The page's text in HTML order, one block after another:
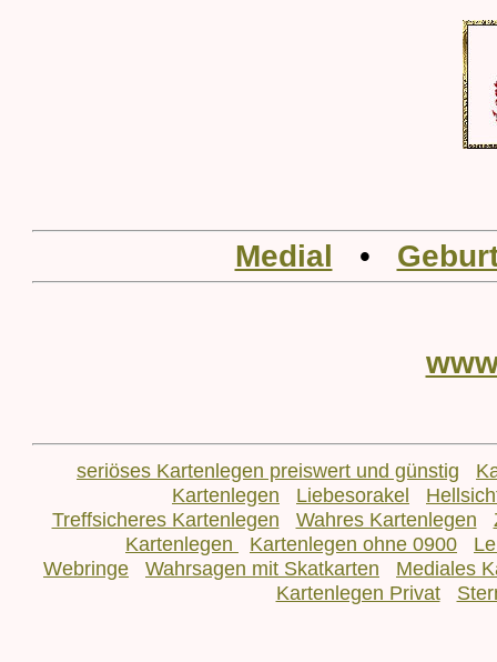
Medial •
seriöses Kartenlegen preiswert und günstig
Kartenlegen
Liebesorakel
Treffsicheres Kartenlegen
Wahres Kartenlegen
Kartenlegen
Kartenlegen ohne 0900
Webringe
Wahrsagen mit Skatkarten
Mediales
Kartenlegen Privat